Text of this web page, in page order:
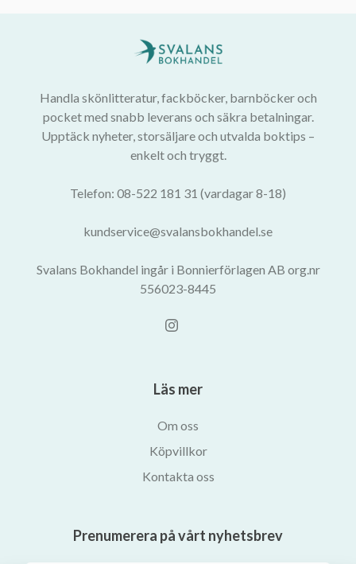
Handla skönlitteratur, fackböcker, barnböcker och
pocket med snabb leverans och säkra betalningar.
Upptäck nyheter, storsäljare och utvalda boktips –
enkelt och tryggt.
Telefon: 08-522 181 31 (vardagar 8-18)
kundservice@svalansbokhandel.se
Svalans Bokhandel ingår i Bonnierförlagen AB org.nr
556023-8445
Läs mer
Om oss
Köpvillkor
Kontakta oss
Prenumerera på vårt nyhetsbrev